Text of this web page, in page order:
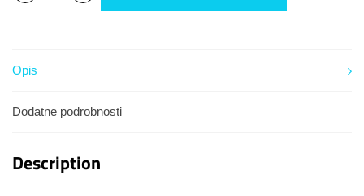
Opis
Dodatne podrobnosti
Description